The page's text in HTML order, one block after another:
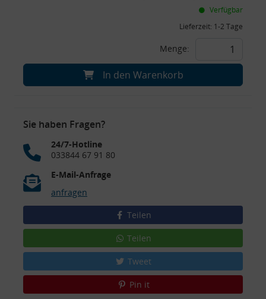
Verfügbar
Lieferzeit: 1-2 Tage
Menge:
In den Warenkorb
Sie haben Fragen?
24/7-Hotline
033844 67 91 80
E-Mail-Anfrage
anfragen
Teilen
Teilen
Tweet
Pin it